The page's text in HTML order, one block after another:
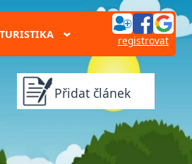
› registrovat
Přidat článek